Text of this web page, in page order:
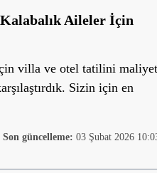
Aileler İçin
villa ve otel tatilini
Sizin için en
Son güncelleme: 03 Şubat 2026